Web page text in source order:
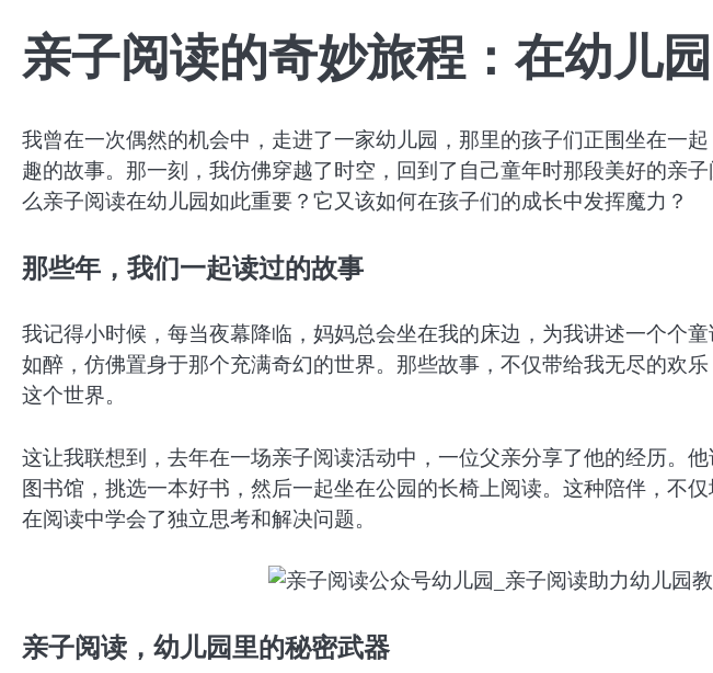
亲子阅读的奇妙旅程：在幼儿
我曾在一次偶然的机会中，走进了一家幼儿园，那里的孩子们正围坐在一
趣的故事。那一刻，我仿佛穿越了时空，回到了自己童年时那段美好的亲
么亲子阅读在幼儿园如此重要？它又该如何在孩子们的成长中发挥魔力？
那些年，我们一起读过的故事
我记得小时候，每当夜幕降临，妈妈总会坐在我的床边，为我讲述一个个
如醉，仿佛置身于那个充满奇幻的世界。那些故事，不仅带给我无尽的欢
这个世界。
这让我联想到，去年在一场亲子阅读活动中，一位父亲分享了他的经历。
图书馆，挑选一本好书，然后一起坐在公园的长椅上阅读。这种陪伴，不
在阅读中学会了独立思考和解决问题。
亲子阅读，幼儿园里的秘密武器